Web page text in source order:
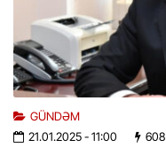
GÜNDƏM
21.01.2025- 11:00 608